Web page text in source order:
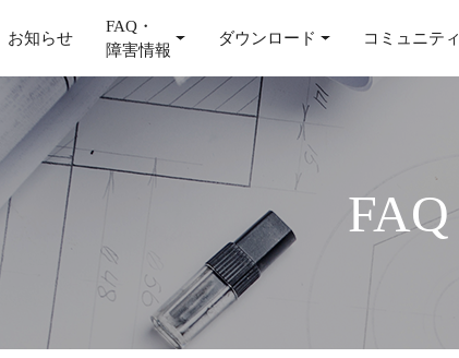
お知らせ
FAQ・
障害情報
ダウンロード コミュニティ
FAQ